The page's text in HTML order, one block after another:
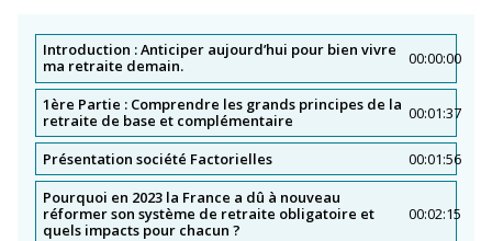
Introduction : Anticiper aujourd’hui pour bien vivre
ma retraite demain.
00:00:00
1ère Partie : Comprendre les grands principes de la
retraite de base et complémentaire
00:01:37
Présentation société Factorielles
00:01:56
Pourquoi en 2023 la France a dû à nouveau
réformer son système de retraite obligatoire et
quels impacts pour chacun ?
00:02:15